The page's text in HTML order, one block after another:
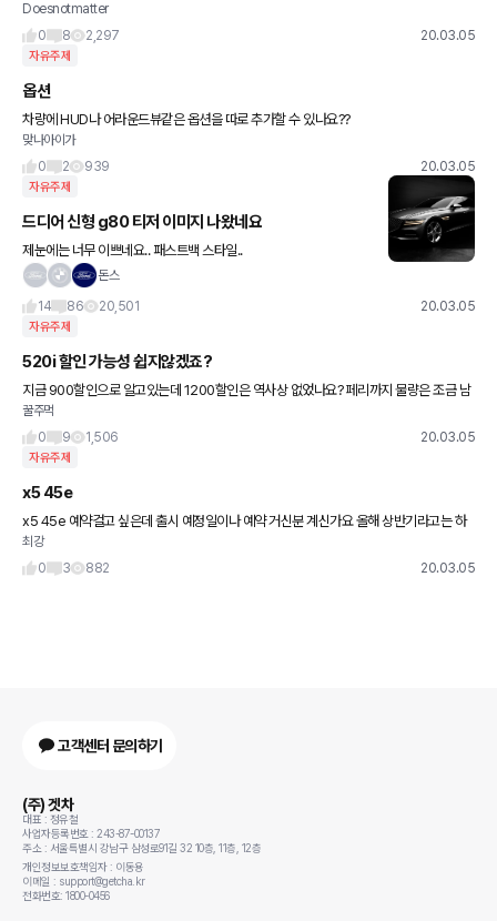
Doesnotmatter
0
8 2,297 20.03.05
자유주제
옵션
차량에 HUD나 어라운드뷰같은 옵션을 따로 추가할 수 있나요??
맞나아이가
0
2 939 20.03.05
자유주제
드디어 신형 g80 티저 이미지 나왔네요
제눈에는 너무 이쁘네요.. 패스트백 스타일..
돈스
14
86 20,501 20.03.05
자유주제
520i 할인 가능성 쉽지않겠죠?
지금 900할인으로 알고있는데 1200할인은 역사상 없었나요? 페리까지 물량은 조금 남
은걸로 아는데 더 기다려보는게 답일까요? 차랑이 급한건 아닌데... 원래 5000이하로 보
다거..할인
꿀주먹
0
9 1,506 20.03.05
자유주제
x5 45e
x5 45e 예약걸고 싶은데 출시 예정일이나 예약 거신분 계신가요 올해 상반기라고는 하
는데 정보가 너무 부족해서요
최강
0
3 882 20.03.05
고객센터 문의하기
(주) 겟차
대표 : 정유철
사업자등록번호 : 243-87-00137
주소 : 서울특별시 강남구 삼성로91길 32 10층, 11층, 12층
개인정보보호책임자 : 이동용
이메일 : support@getcha.kr
전화번호: 1800-0456